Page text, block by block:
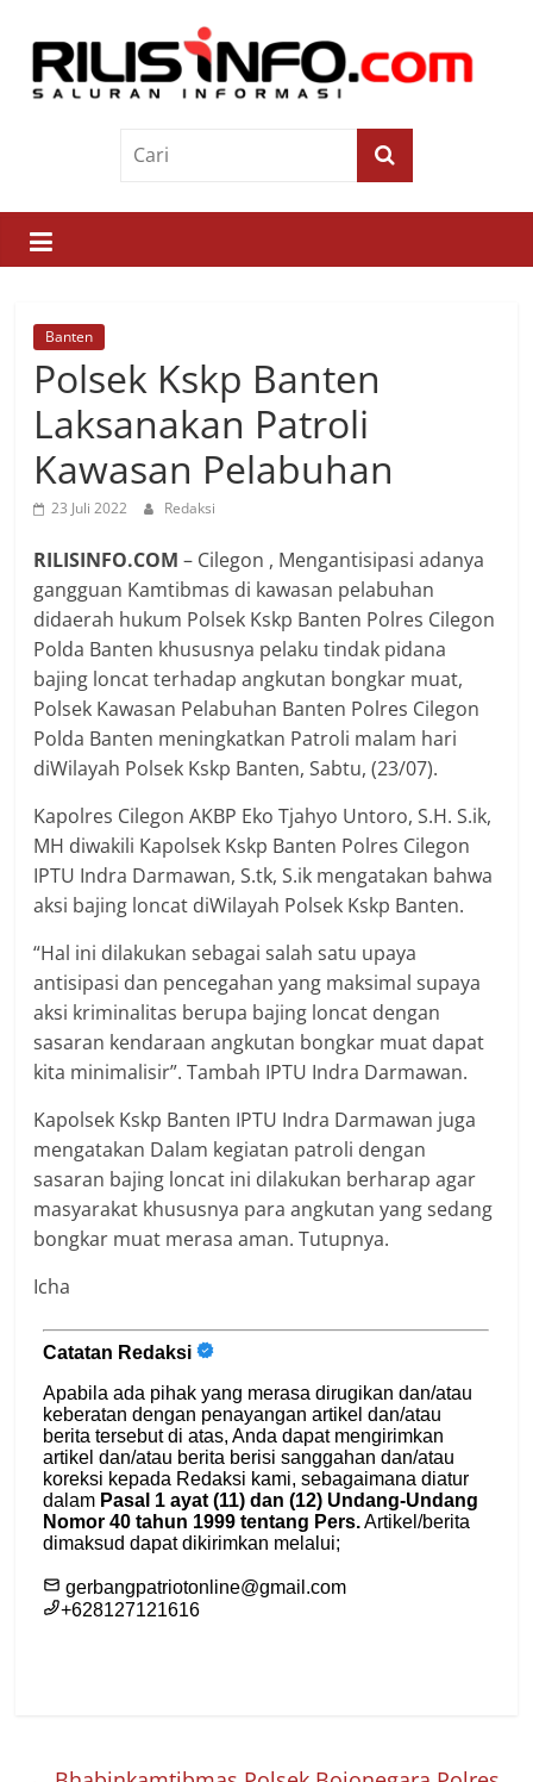
contentRilis
Saluran
Informasi
Banten
Polsek Kskp Banten
Laksanakan Patroli
Kawasan Pelabuhan
23 Juli 2022 Redaksi
RILISINFO.COM – Cilegon , Mengantisipasi adanya
gangguan Kamtibmas di kawasan pelabuhan
didaerah hukum Polsek Kskp Banten Polres Cilegon
Polda Banten khususnya pelaku tindak pidana
bajing loncat terhadap angkutan bongkar muat,
Polsek Kawasan Pelabuhan Banten Polres Cilegon
Polda Banten meningkatkan Patroli malam hari
diWilayah Polsek Kskp Banten, Sabtu, (23/07).
Kapolres Cilegon AKBP Eko Tjahyo Untoro, S.H. S.ik,
MH diwakili Kapolsek Kskp Banten Polres Cilegon
IPTU Indra Darmawan, S.tk, S.ik mengatakan bahwa
aksi bajing loncat diWilayah Polsek Kskp Banten.
“Hal ini dilakukan sebagai salah satu upaya
antisipasi dan pencegahan yang maksimal supaya
aksi kriminalitas berupa bajing loncat dengan
sasaran kendaraan angkutan bongkar muat dapat
kita minimalisir”. Tambah IPTU Indra Darmawan.
Kapolsek Kskp Banten IPTU Indra Darmawan juga
mengatakan Dalam kegiatan patroli dengan
sasaran bajing loncat ini dilakukan berharap agar
masyarakat khususnya para angkutan yang sedang
bongkar muat merasa aman. Tutupnya.
Icha